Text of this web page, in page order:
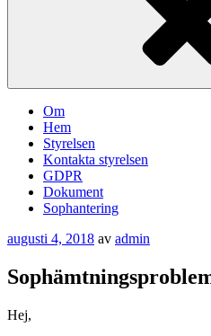
Om
Hem
Styrelsen
Kontakta styrelsen
GDPR
Dokument
Sophantering
Publicerat
augusti 4, 2018 av admin
Hej,